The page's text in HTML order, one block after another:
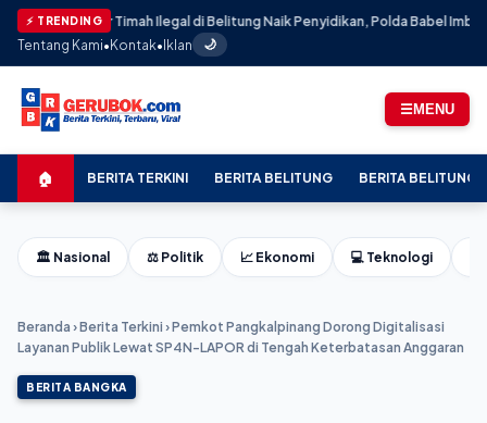
⚡ TRENDING
Pasir Timah Ilegal di Belitung Naik Penyidikan, Polda Babel Imbau Publik
Tentang Kami•Kontak•Iklan 🌙
☰MENU
🏠 BERITA TERKINI BERITA BELITUNG BERITA BELITUNG
🏛️ Nasional ⚖️ Politik 📈 Ekonomi 💻 Teknologi
Beranda ›Berita Terkini ›Pemkot Pangkalpinang Dorong Digitalisasi
Layanan Publik Lewat SP4N-LAPOR di Tengah Keterbatasan Anggaran
BERITA BANGKA